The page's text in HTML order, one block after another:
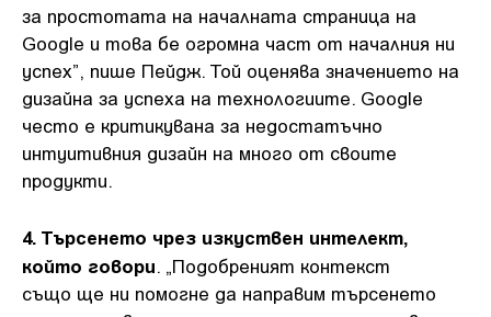
за простотата на началната страница на
Google и това бе огромна част от началния ни
успех”, пише Пейдж. Той оценява значението на
дизайна за успеха на технологиите. Google
често е критикувана за недостатъчно
интуитивния дизайн на много от своите
продукти.
4. Търсенето чрез изкуствен интелект,
който говори . „Подобреният контекст
също ще ни помогне да направим търсенето